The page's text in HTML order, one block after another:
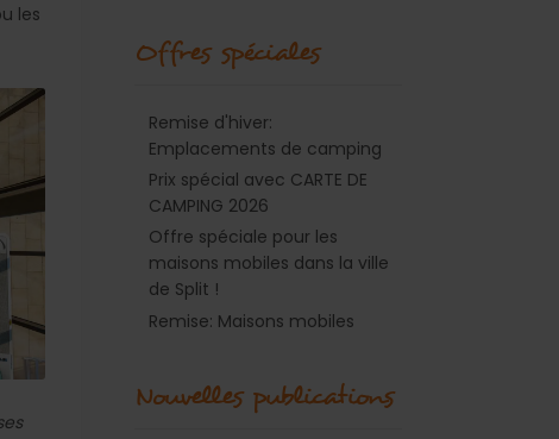
les
Offres spéciales
Remise d'hiver:
Emplacements de camping
Prix spécial avec CARTE DE
CAMPING 2026
Offre spéciale pour les
maisons mobiles dans la ville
de Split !
Remise: Maisons mobiles
Nouvelles publications